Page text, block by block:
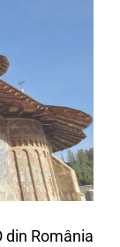
din România